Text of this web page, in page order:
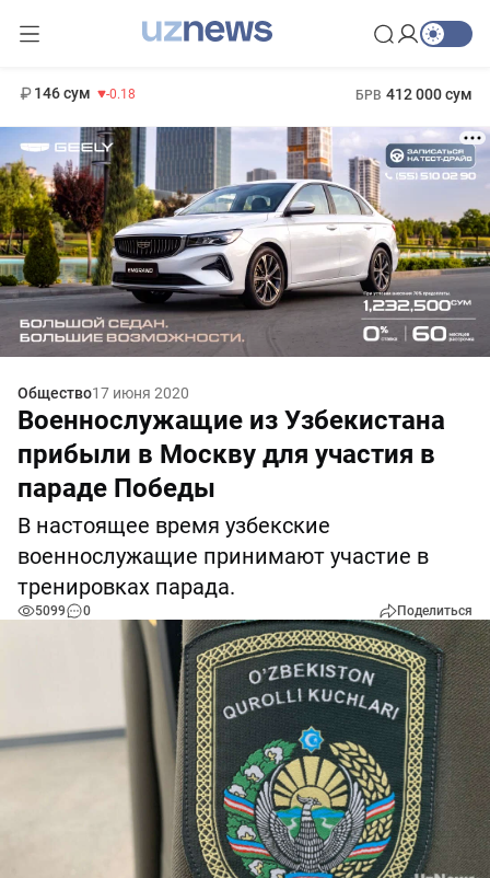
146 сум -0.18 БРВ 412 000 сум
Общество17 июня 2020
Военнослужащие из Узбекистана
прибыли в Москву для участия в
параде Победы
В настоящее время узбекские
военнослужащие принимают участие в
тренировках парада.
5099 0 Поделиться